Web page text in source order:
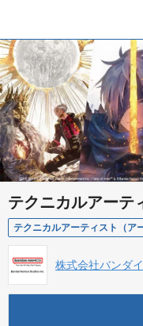
テクニカルアーテ
株式会社バンダ